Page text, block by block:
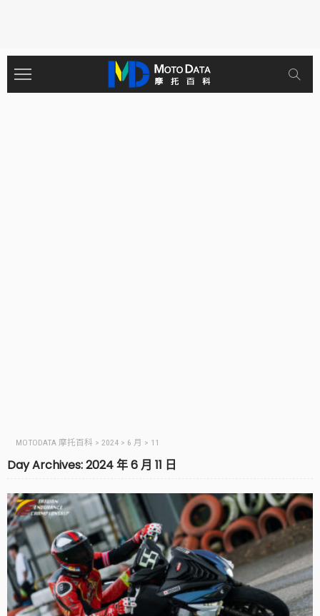
MOTODATA 摩托百科 > 2024 > 6 月 > 11
Day Archives: 2024 年 6 月 11 日